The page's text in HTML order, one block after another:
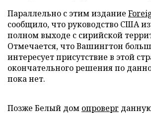
Параллельно с этим издание
сообщило, что руководство США
полном выходе с сирийской
Отмечается, что Вашингтон
интересует присутствие в этой
окончательного решения по
пока нет.
Позже Белый дом опроверг